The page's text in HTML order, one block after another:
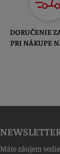
DORUČENIE
PRI NÁKUPE
Máte záujem